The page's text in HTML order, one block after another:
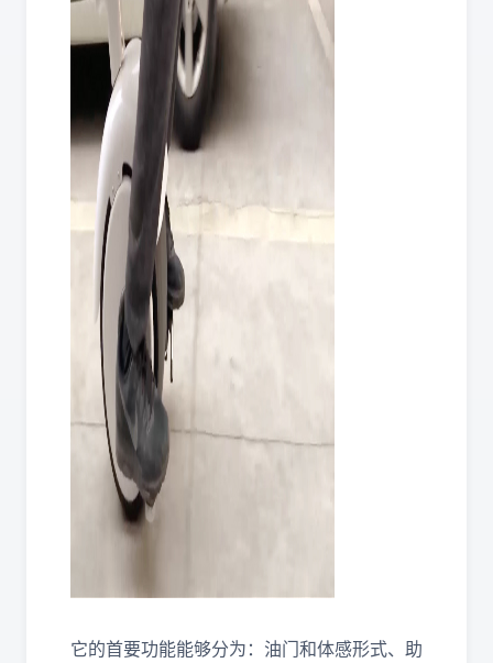
它的首要功能能够分为：油门和体感形式、助